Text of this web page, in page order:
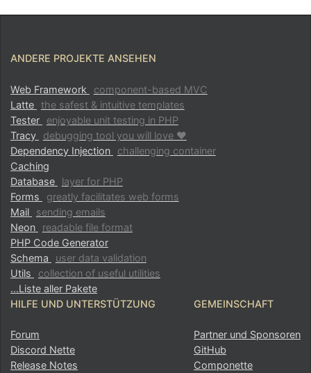
ANDERE PROJEKTE ANSEHEN
Web Framework
component-based MVC
Latte the safest & intuitive templates
Tester
enjoyable unit testing in PHP
Tracy
debugging tool you will love ♥
Dependency Injection
challenging container
Caching
Database
layer for PHP
Forms
greatly facilitates web forms
Mail
sending emails
Neon
readable file format
PHP Code Generator
Schema
user data validation
Utils
collection of useful utilities
...Liste aller Pakete
HILFE UND UNTERSTÜTZUNG
Forum
Discord Nette
Release Notes
GEMEINSCHAFT
Partner und Sponsoren
GitHub
Componette